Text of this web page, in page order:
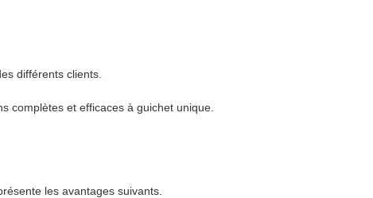
différents clients.
complètes et efficaces à guichet unique.
les avantages suivants.